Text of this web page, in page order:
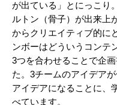
が出ている」とにっこり
ルトン（骨子）が出来上
からクリエイティブ的に
ンボーはどういうコンテ
3つを合わせることで企
た。3チームのアイデア
アイデアになることに、
べています。